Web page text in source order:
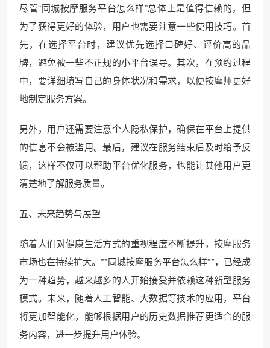
尽管“同城按摩服务平台怎么样”总体上是值得信赖的，但
为了获得更好的体验，用户也需要注意一些使用技巧。首
先，在选择平台时，建议优先选择口碑好、评价高的品
牌，避免被一些不正规的小平台误导。其次，在预约过程
中，要详细填写自己的身体状况和需求，以便按摩师更好
地制定服务方案。
另外，用户还需要注意个人隐私保护，确保在平台上提供
的信息不会被滥用。最后，建议在服务结束后及时给予反
馈，这样不仅可以帮助平台优化服务，也能让其他用户更
清楚地了解服务质量。
五、未来趋势与展望
随着人们对健康生活方式的重视程度不断提升，按摩服务
市场也在持续扩大。**同城按摩服务平台怎么样**，已经成
为一种趋势，越来越多的人开始接受并依赖这种新型服务
模式。未来，随着人工智能、大数据等技术的应用，平台
将更加智能化，能够根据用户的历史数据推荐更适合的服
务内容，进一步提升用户体验。